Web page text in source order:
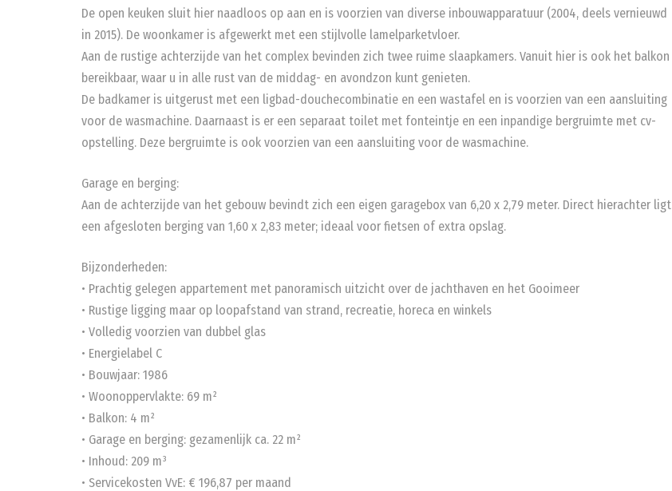
De open keuken sluit hier naadloos op aan en is voorzien van diverse inbouwapparatuur (2004, deels vernieuwd
in 2015). De woonkamer is afgewerkt met een stijlvolle lamelparketvloer.
Aan de rustige achterzijde van het complex bevinden zich twee ruime slaapkamers. Vanuit hier is ook het balkon
bereikbaar, waar u in alle rust van de middag- en avondzon kunt genieten.
De badkamer is uitgerust met een ligbad-douchecombinatie en een wastafel en is voorzien van een aansluiting
voor de wasmachine. Daarnaast is er een separaat toilet met fonteintje en een inpandige bergruimte met cv-
opstelling. Deze bergruimte is ook voorzien van een aansluiting voor de wasmachine.
Garage en berging:
Aan de achterzijde van het gebouw bevindt zich een eigen garagebox van 6,20 x 2,79 meter. Direct hierachter ligt
een afgesloten berging van 1,60 x 2,83 meter; ideaal voor fietsen of extra opslag.
Bijzonderheden:
• Prachtig gelegen appartement met panoramisch uitzicht over de jachthaven en het Gooimeer
• Rustige ligging maar op loopafstand van strand, recreatie, horeca en winkels
• Volledig voorzien van dubbel glas
• Energielabel C
• Bouwjaar: 1986
• Woonoppervlakte: 69 m²
• Balkon: 4 m²
• Garage en berging: gezamenlijk ca. 22 m²
• Inhoud: 209 m³
• Servicekosten VvE: € 196,87 per maand